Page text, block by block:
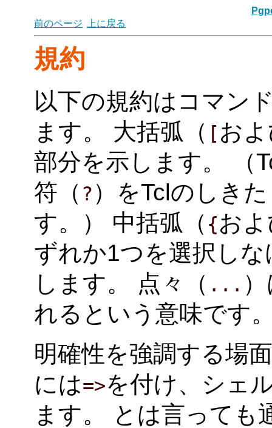
前のページ
上に戻る
規約
以下の規約はコマン
ます。 大括弧（ [ お
部分を示します。 （
符（ ? ）をTclのしき
す。） 中括弧（ {お
ずれか1つを選択し
します。 点々（ ...
れるという意味です
明確性を強調する場
には=>を付け、シェ
ます。 とは言っても